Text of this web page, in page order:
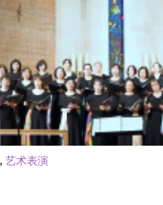
, 艺术表演